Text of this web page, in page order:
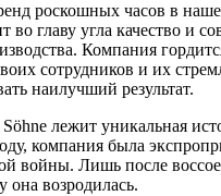
роскошных часов в
во главу угла качество и
Компания
сотрудников и их
наилучший результат.
лежит уникальная
компания была
войны. Лишь после
она возродилась.